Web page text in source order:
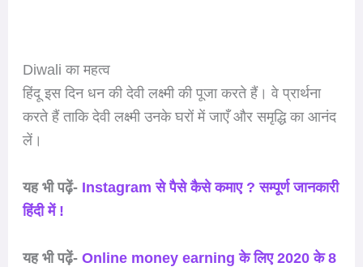
Diwali का महत्व
हिंदू इस दिन धन की देवी लक्ष्मी की पूजा करते हैं। वे प्रार्थना
करते हैं ताकि देवी लक्ष्मी उनके घरों में जाएँ और समृद्धि का आनंद
लें।
यह भी पढ़ें- Instagram से पैसे कैसे कमाए ? सम्पूर्ण जानकारी
हिंदी में !
यह भी पढ़ें- Online money earning के लिए 2020 के 8